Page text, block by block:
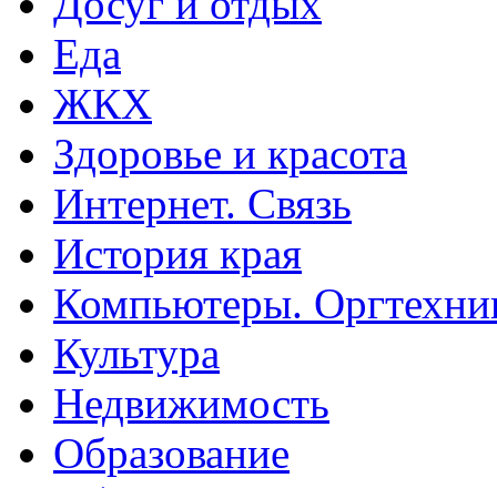
Еда
ЖКХ
Здоровье и красота
Интернет. Связь
История края
Компьютеры.
Культура
Недвижимость
Образование